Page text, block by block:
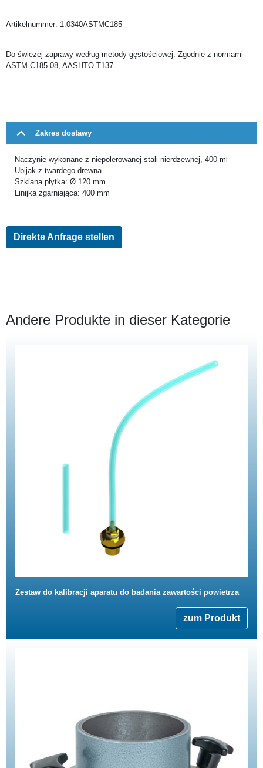
Artikelnummer: 1.0340ASTMC185
Do świeżej zaprawy według metody gęstościowej. Zgodnie z normami
ASTM C185-08, AASHTO T137.
Zakres dostawy
Naczynie wykonane z niepolerowanej stali nierdzewnej, 400 ml
Ubijak z twardego drewna
Szklana płytka: Ø 120 mm
Linijka zgarniająca: 400 mm
Direkte Anfrage stellen
Andere Produkte in dieser Kategorie
Zestaw do kalibracji aparatu do badania zawartości powietrza
zum Produkt